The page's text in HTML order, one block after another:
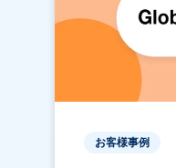
お客様事例